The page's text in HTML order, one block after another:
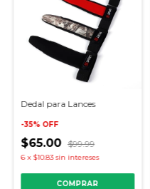
Dedal para Lances
-35% OFF
$65.00 $99.99
6 x $10.83 sin intereses
COMPRAR